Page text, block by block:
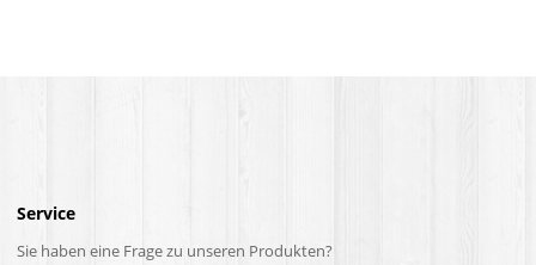
Service
Sie haben eine Frage zu unseren Produkten?